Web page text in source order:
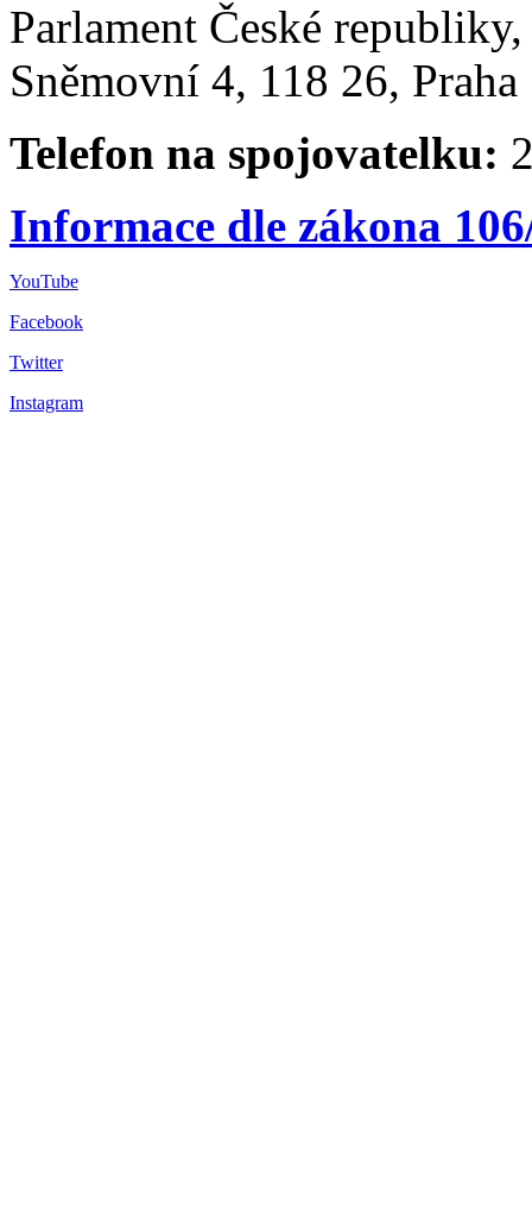
Parlament České
Sněmovní 4, 118 26,
Telefon na spojovatelku:
Informace dle zákona
YouTube
Facebook
Twitter
Instagram